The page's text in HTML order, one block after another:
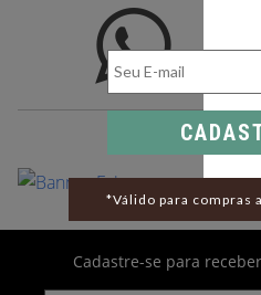
*Válido para compras
Cadastre-se para